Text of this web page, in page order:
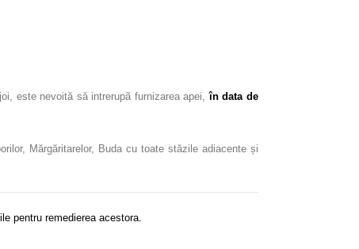
este nevoită să intrerupã furnizarea apei,în data de
Mărgăritarelor, Buda cu toate stăzile adiacente și
pentru remedierea acestora.